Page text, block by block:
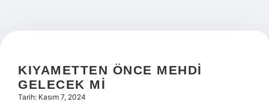
KIYAMETTEN ÖNCE MEHDI
GELECEK MI
Tarih: Kasım 7, 2024